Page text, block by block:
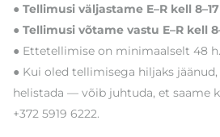
● Tellimusi väljastame E–R kell 8–17
● Tellimusi võtame vastu E–R kell
● Ettetellimise on minimaalselt 48 h.
● Kui oled tellimisega hiljaks
helistada — võib juhtuda, et saame
+372 5919 6222.